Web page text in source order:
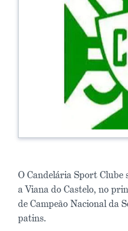
O Candelária Sport Clube
a Viana do Castelo, no
de Campeão Nacional da
patins.